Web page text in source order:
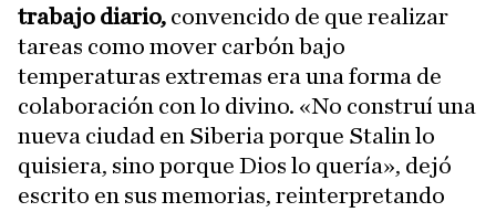
trabajo diario, convencido de que realizar
tareas como mover carbón bajo
temperaturas extremas era una forma de
colaboración con lo divino. «No construí una
nueva ciudad en Siberia porque Stalin lo
quisiera, sino porque Dios lo quería», dejó
escrito en sus memorias, reinterpretando